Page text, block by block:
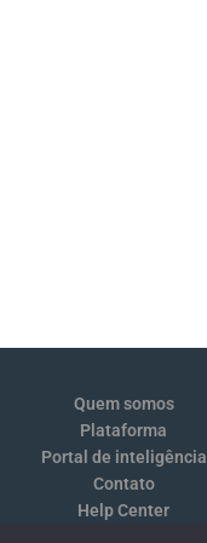
Quem somos
Plataforma
Portal de inteligência
Contato
Help Center